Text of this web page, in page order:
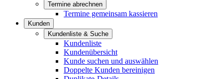
Termine abrechnen
Termine gemeinsam kassieren
Kunden
Kundenliste & Suche
Kundenliste
Kundenübersicht
Kunde suchen und auswählen
Doppelte Kunden bereinigen